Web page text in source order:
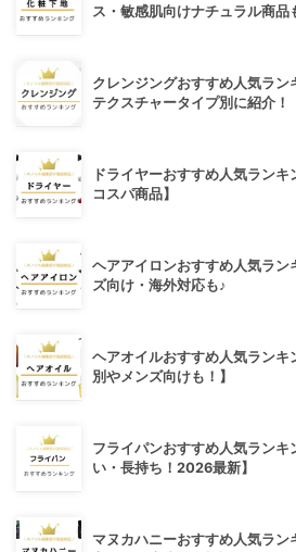
ス・敏感肌向けナチュラル商品
クレンジングおすすめ人気ラ
テクスチャータイプ別に紹介！
ドライヤーおすすめ人気ラン
コスパ商品】
ヘアアイロンおすすめ人気ラ
ズ向け・海外対応も♪
ヘアオイルおすすめ人気ラン
別やメンズ向けも！】
フライパンおすすめ人気ラン
い・長持ち！2026最新】
マヌカハニーおすすめ人気ラ